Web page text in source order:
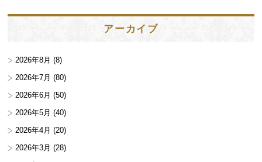
アーカイブ
2026年8月 (8)
2026年7月 (80)
2026年6月 (50)
2026年5月 (40)
2026年4月 (20)
2026年3月 (28)